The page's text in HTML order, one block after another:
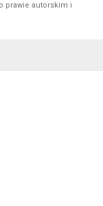
prawie autorskim i